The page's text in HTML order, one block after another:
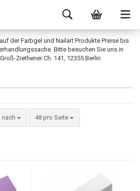
der Farbgel und Nailart Produkte Preise bis
Bitte besuchen Sie uns in
Ziethener Ch. 141, 12355 Berlin
nach 48 pro Seite